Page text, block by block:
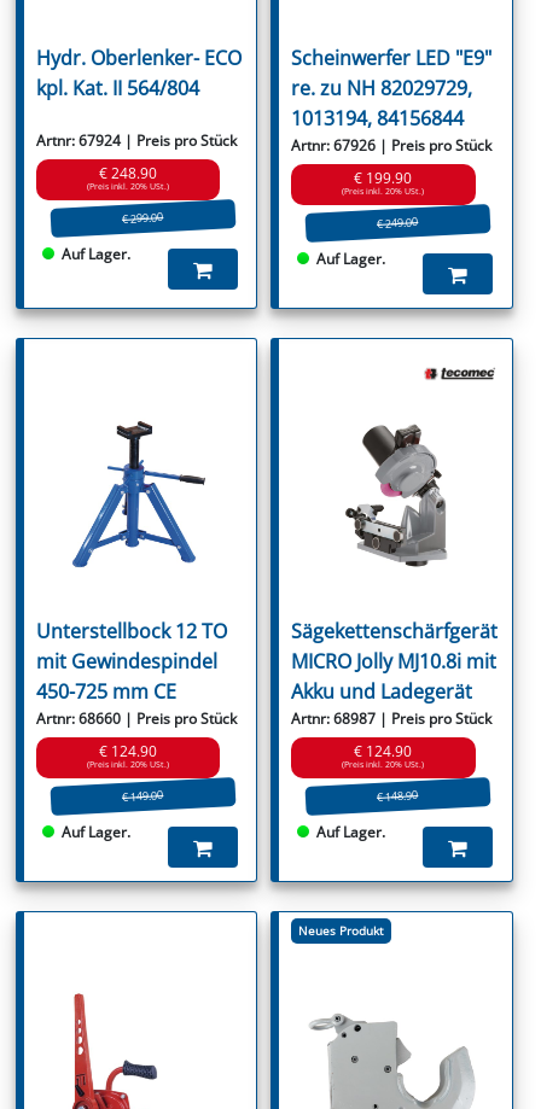
Hydr. Oberlenker- ECO
kpl. Kat. II 564/804
Artnr: 67924 | Preis pro Stück
€ 248.90
(Preis inkl. 20% USt.)
€ 299.00
Auf Lager.
Scheinwerfer LED "E9"
re. zu NH 82029729,
1013194, 84156844
Artnr: 67926 | Preis pro Stück
€ 199.90
(Preis inkl. 20% USt.)
€ 249.00
Auf Lager.
Unterstellbock 12 TO
mit Gewindespindel
450-725 mm CE
Artnr: 68660 | Preis pro Stück
€ 124.90
(Preis inkl. 20% USt.)
€ 149.00
Auf Lager.
Sägekettenschärfgerät
MICRO Jolly MJ10.8i mit
Akku und Ladegerät
Artnr: 68987 | Preis pro Stück
€ 124.90
(Preis inkl. 20% USt.)
€ 148.90
Auf Lager.
Neues Produkt